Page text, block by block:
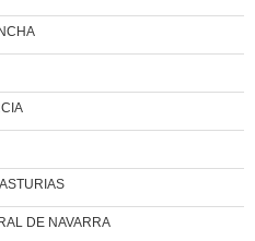
DE NAVARRA